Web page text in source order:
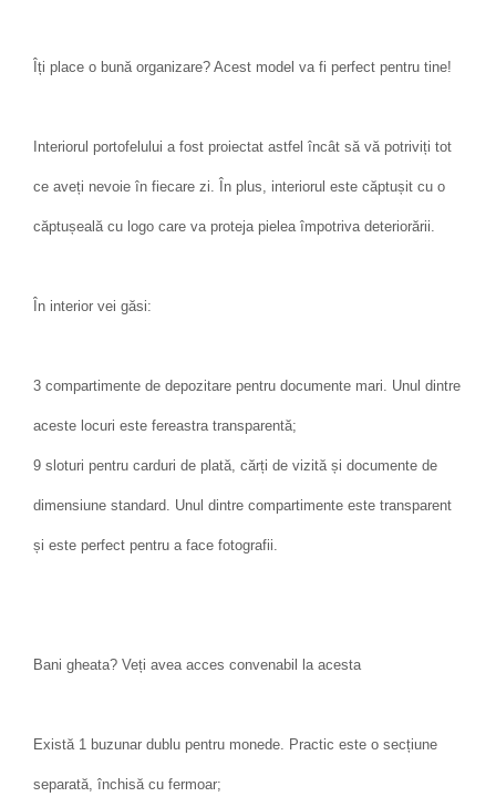
Îți place o bună organizare? Acest model va fi perfect pentru tine!
Interiorul portofelului a fost proiectat astfel încât să vă potriviți tot
ce aveți nevoie în fiecare zi. În plus, interiorul este căptușit cu o
căptușeală cu logo care va proteja pielea împotriva deteriorării.
În interior vei găsi:
3 compartimente de depozitare pentru documente mari. Unul dintre
aceste locuri este fereastra transparentă;
9 sloturi pentru carduri de plată, cărți de vizită și documente de
dimensiune standard. Unul dintre compartimente este transparent
și este perfect pentru a face fotografii.
Bani gheata? Veți avea acces convenabil la acesta
Există 1 buzunar dublu pentru monede. Practic este o secțiune
separată, închisă cu fermoar;